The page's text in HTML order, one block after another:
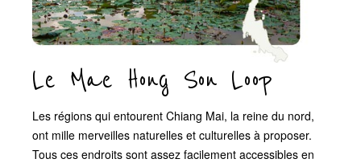
Le Mae Hong Son Loop
Les régions qui entourent Chiang Mai, la reine du nord,
ont mille merveilles naturelles et culturelles à proposer.
Tous ces endroits sont assez facilement accessibles en